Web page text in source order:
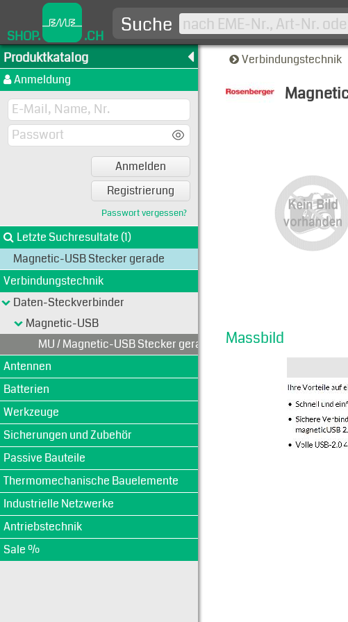
SHOP. .CH Suche
Produktkatalog
Anmeldung
Anmelden
Registrierung
Passwort vergessen?
Letzte Suchresultate (1)
Magnetic-USB Stecker gerade
Verbindungstechnik
Daten-Steckverbinder
Magnetic-USB
MU / Magnetic-USB Stecker gerade
Antennen
Batterien
Werkzeuge
Sicherungen und Zubehör
Passive Bauteile
Thermomechanische Bauelemente
Industrielle Netzwerke
Antriebstechnik
Sale %
Verbindungstechnik
Massbild